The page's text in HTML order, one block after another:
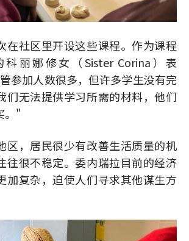
在社区里开设这些课程。作为课程
丽娜修女（Sister Corina）表
参加人数很多，但许多学生没有完
们无法提供学习所需的材料，他们
。"
区，居民很少有改善生活质量的机
往很不稳定。委内瑞拉目前的经济
加复杂，迫使人们寻求其他谋生方